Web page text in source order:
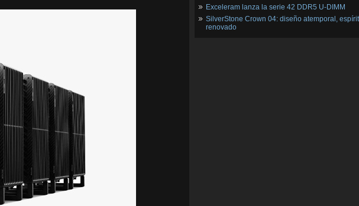
Exceleram lanza la serie 42 DDR5 U-DIMM
SilverStone Crown 04: diseño atemporal,
renovado